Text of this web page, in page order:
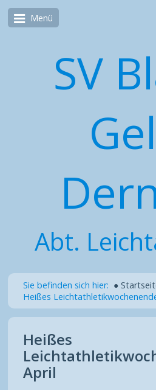
Menü
SV
Abt.
Sie befinden sich hier: ●
Heißes
Heißes
April